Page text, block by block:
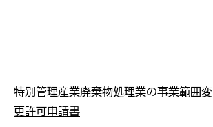
特別管理産業廃棄物処理業の事業範囲変
更許可申請書